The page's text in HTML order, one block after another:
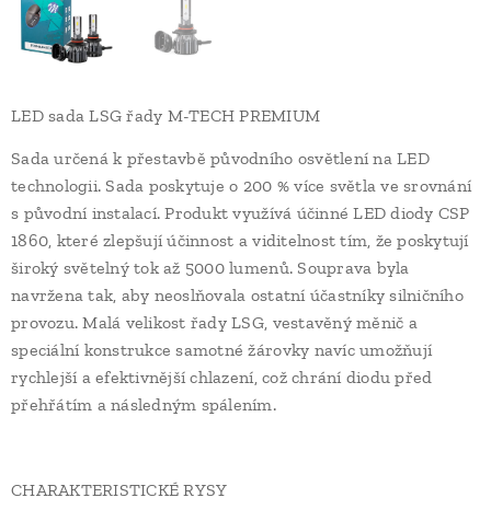
LED sada LSG řady M-TECH PREMIUM
Sada určená k přestavbě původního osvětlení na LED
technologii. Sada poskytuje o 200 % více světla ve srovnání
s původní instalací. Produkt využívá účinné LED diody CSP
1860, které zlepšují účinnost a viditelnost tím, že poskytují
široký světelný tok až 5000 lumenů. Souprava byla
navržena tak, aby neoslňovala ostatní účastníky silničního
provozu. Malá velikost řady LSG, vestavěný měnič a
speciální konstrukce samotné žárovky navíc umožňují
rychlejší a efektivnější chlazení, což chrání diodu před
přehřátím a následným spálením.
CHARAKTERISTICKÉ RYSY